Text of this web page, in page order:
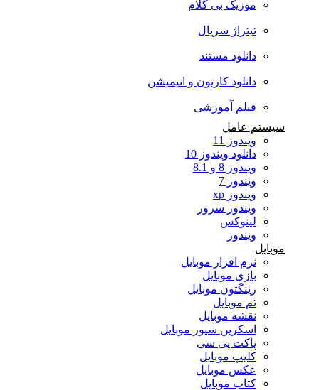
موزیک بی کلام
تیتراژ سریال
دانلود مستند
دانلود کارتون و انیمیشن
فیلم آموزشی
سیستم عامل
ویندوز 11
دانلود ویندوز 10
ویندوز 8 و 8.1
ویندوز 7
ویندوز xp
ویندوز سرور
لینوکس
ویندوز
موبایل
نرم افزار موبایل
بازی موبایل
رینگتون موبایل
تم موبایل
نقشه موبایل
اسکرین سیور موبایل
پاکت پی سی
کلیپ موبایل
عکس موبایل
کتاب موبایل